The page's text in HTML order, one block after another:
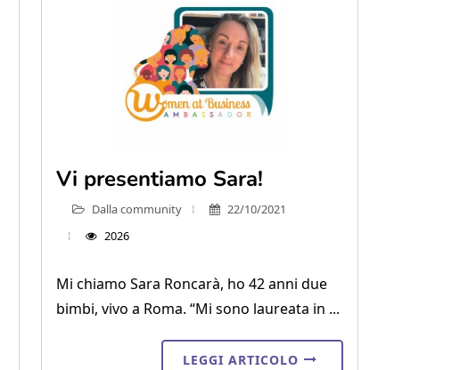
Vi presentiamo Sara!
Dalla community
22/10/2021
2026
Mi chiamo Sara Roncarà, ho 42 anni due
bimbi, vivo a Roma. “Mi sono laureata in ...
LEGGI ARTICOLO